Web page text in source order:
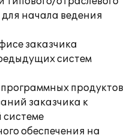
начала ведения
заказчика
систем
продуктов
заказчика к
обеспечения на